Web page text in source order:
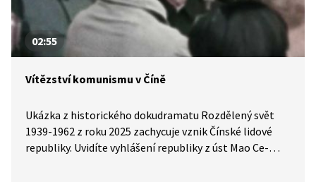
02:55
Vítězství komunismu v Číně
Ukázka z historického dokudramatu Rozdělený svět
1939-1962 z roku 2025 zachycuje vznik Čínské lidové
republiky. Uvidíte vyhlášení republiky z úst Mao Ce-